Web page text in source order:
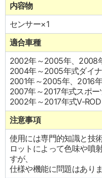
内容物
センサー×1
適合車種
2002年～2005年、2008
2004年～2005年式ダイナ
2001年～2005年、2016
2007年～2017年式スポー
2002年～2017年式V-ROD
注意事項
使用には専門的知識と技
ロットによって色味や噴
すが、
仕様や機能に問題はありま